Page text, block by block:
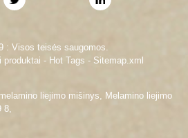
: Visos teisės saugomos.
produktai - Hot Tags - Sitemap.xml
liejimo mišinys, Melamino liejimo
8,